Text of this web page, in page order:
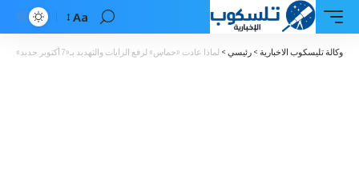
Font
Resizer
Aa
وكالة تليسكوب الاخبارية > رئيسي > لماذا عادت «حماس» لرفع الرايات والتهديد بـ«7 أكتوبر جديد»؟